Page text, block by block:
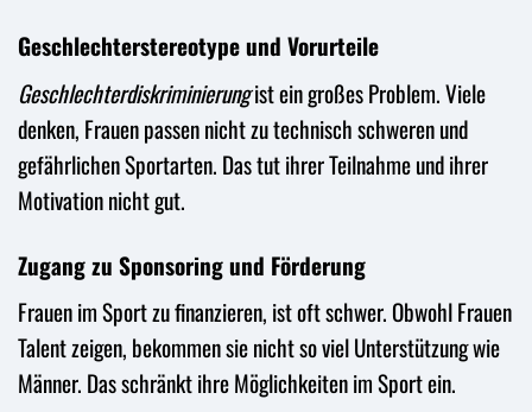
Geschlechterstereotype und Vorurteile
Geschlechterdiskriminierungist ein großes Problem. Viele
denken, Frauen passen nicht zu technisch schweren und
gefährlichen Sportarten. Das tut ihrer Teilnahme und ihrer
Motivation nicht gut.
Zugang zu Sponsoring und Förderung
Frauen im Sport zu finanzieren, ist oft schwer. Obwohl Frauen
Talent zeigen, bekommen sie nicht so viel Unterstützung wie
Männer. Das schränkt ihre Möglichkeiten im Sport ein.